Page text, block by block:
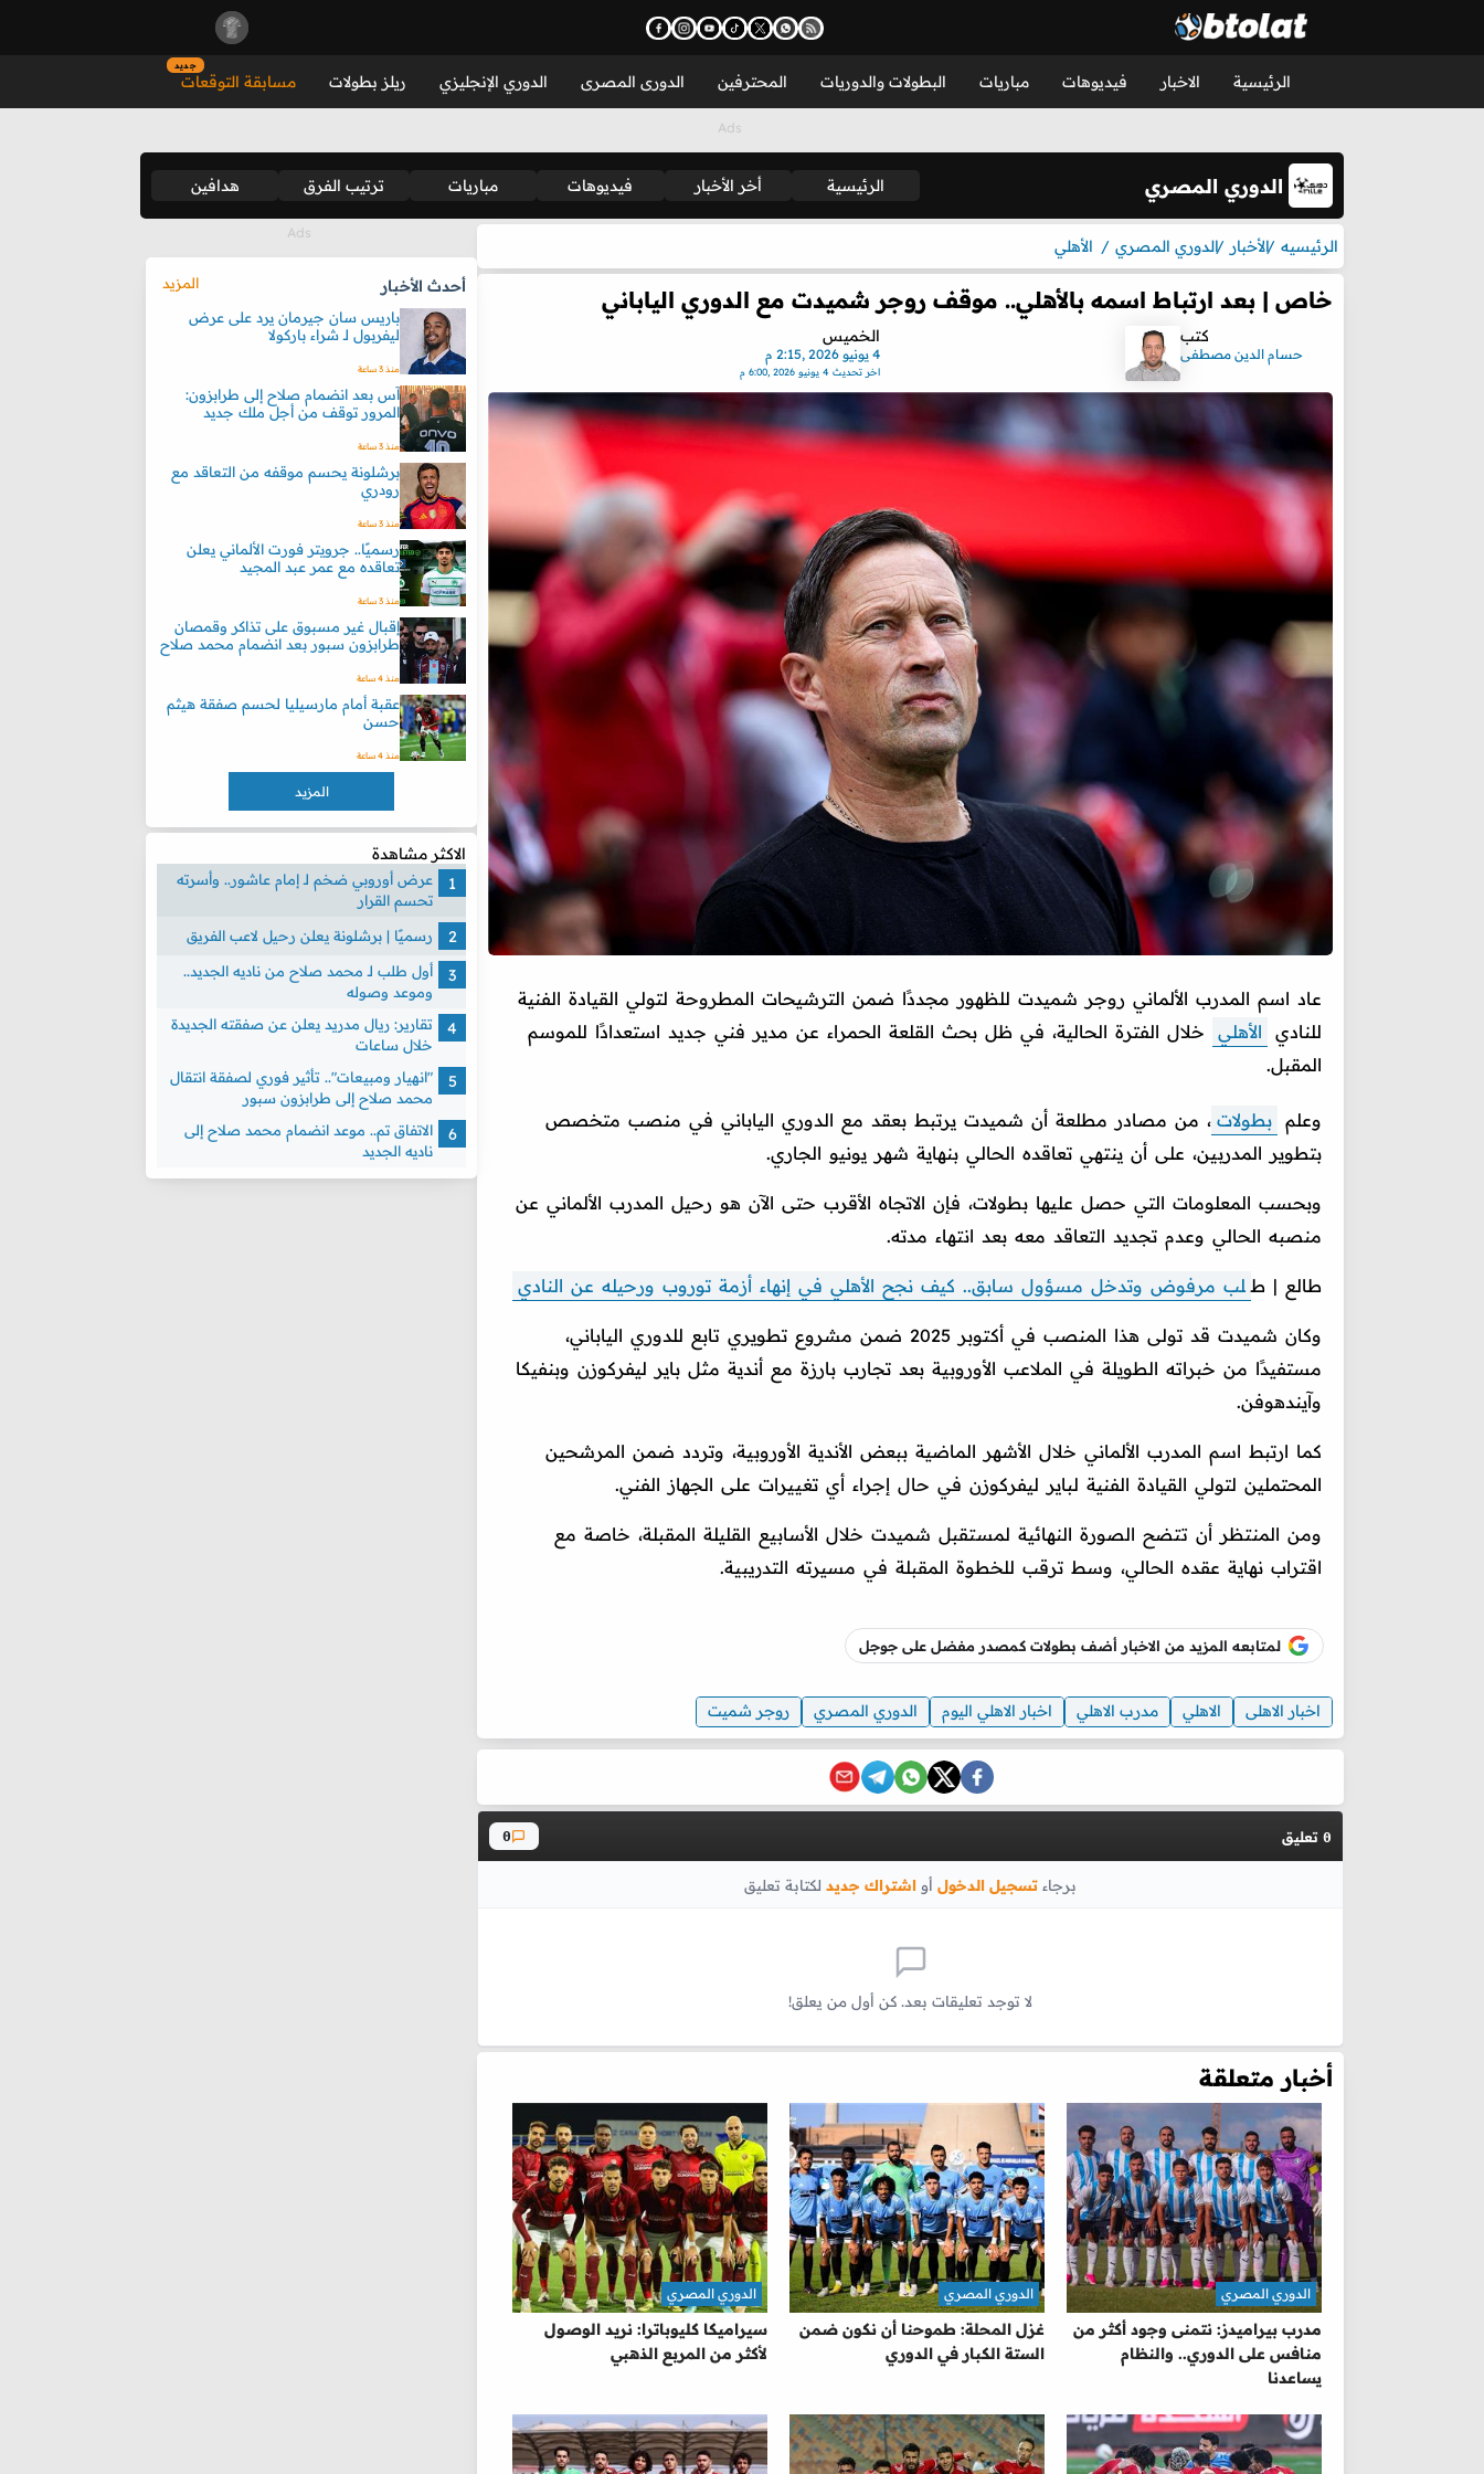
الرئيسية الاخبار فيديوهات مباريات البطولات والدوريات المحترفين الدورى المصرى الدوري الإنجليزي ريلز بطولات مسابقة التوقعات
جديد
الدوري المصري الرئيسية أخر الأخبار فيديوهات مباريات ترتيب الفرق هدافين
الرئيسيه الأخبار الدوري المصري الأهلي
خاص | بعد ارتباط اسمه بالأهلي.. موقف روجر شميدت مع الدوري الياباني
كتب
حسام الدين مصطفى
الخميس
4 يونيو 2026 ,2:15 م
اخر تحديث 4 يونيو 2026 ,6:00 م
عاد اسم المدرب الألماني روجر شميدت للظهور مجددًا ضمن الترشيحات المطروحة لتولي القيادة الفنية
للنادي
الأهلي
خلال الفترة الحالية، في ظل بحث القلعة الحمراء عن مدير فني جديد استعدادًا للموسم
المقبل.
وعلم بطولات ، من مصادر مطلعة أن شميدت يرتبط بعقد مع الدوري الياباني في منصب متخصص
بتطوير المدربين، على أن ينتهي تعاقده الحالي بنهاية شهر يونيو الجاري.
وبحسب المعلومات التي حصل عليها بطولات، فإن الاتجاه الأقرب حتى الآن هو رحيل المدرب الألماني عن
منصبه الحالي وعدم تجديد التعاقد معه بعد انتهاء مدته.
طالع | ط لب مرفوض وتدخل مسؤول سابق.. كيف نجح الأهلي في إنهاء أزمة توروب ورحيله عن النادي
وكان شميدت قد تولى هذا المنصب في أكتوبر 2025 ضمن مشروع تطويري تابع للدوري الياباني،
مستفيدًا من خبراته الطويلة في الملاعب الأوروبية بعد تجارب بارزة مع أندية مثل باير ليفركوزن وبنفيكا
وآيندهوفن.
كما ارتبط اسم المدرب الألماني خلال الأشهر الماضية ببعض الأندية الأوروبية، وتردد ضمن المرشحين
المحتملين لتولي القيادة الفنية لباير ليفركوزن في حال إجراء أي تغييرات على الجهاز الفني.
ومن المنتظر أن تتضح الصورة النهائية لمستقبل شميدت خلال الأسابيع القليلة المقبلة، خاصة مع
اقتراب نهاية عقده الحالي، وسط ترقب للخطوة المقبلة في مسيرته التدريبية.
لمتابعه المزيد من الاخبار أضف بطولات كمصدر مفضل على جوجل
اخبار الاهلى الاهلي مدرب الاهلي اخبار الاهلي اليوم الدوري المصري روجر شميت
0 تعليق 0
برجاء تسجيل الدخول أو اشتراك جديد لكتابة تعليق
لا توجد تعليقات بعد. كن أول من يعلق!
أخبار متعلقة
مدرب بيراميدز: نتمنى وجود أكثر من
منافس على الدوري.. والنظام
يساعدنا
الدوري المصري
غزل المحلة: طموحنا أن نكون ضمن
الستة الكبار في الدوري
الدوري المصري
سيراميكا كليوباترا: نريد الوصول
لأكثر من المربع الذهبي
الدوري المصري
أحدث الأخبار
المزيد
باريس سان جيرمان يرد على عرض
ليفربول لـ شراء باركولا
منذ 3 ساعة
آس بعد انضمام صلاح إلى طرابزون:
المرور توقف من أجل ملك جديد
منذ 3 ساعة
برشلونة يحسم موقفه من التعاقد مع
رودري
منذ 3 ساعة
رسميًا.. جرويتر فورت الألماني يعلن
تعاقده مع عمر عبد المجيد
منذ 3 ساعة
إقبال غير مسبوق على تذاكر وقمصان
طرابزون سبور بعد انضمام محمد صلاح
منذ 4 ساعة
عقبة أمام مارسيليا لحسم صفقة هيثم
حسن
منذ 4 ساعة
المزيد
الاكثر مشاهدة
عرض أوروبي ضخم لـ إمام عاشور.. وأسرته
تحسم القرار
رسميًا | برشلونة يعلن رحيل لاعب الفريق
أول طلب لـ محمد صلاح من ناديه الجديد..
وموعد وصوله
تقارير: ريال مدريد يعلن عن صفقته الجديدة
خلال ساعات
"انهيار ومبيعات".. تأثير فوري لصفقة انتقال
محمد صلاح إلى طرابزون سبور
الاتفاق تم.. موعد انضمام محمد صلاح إلى
ناديه الجديد